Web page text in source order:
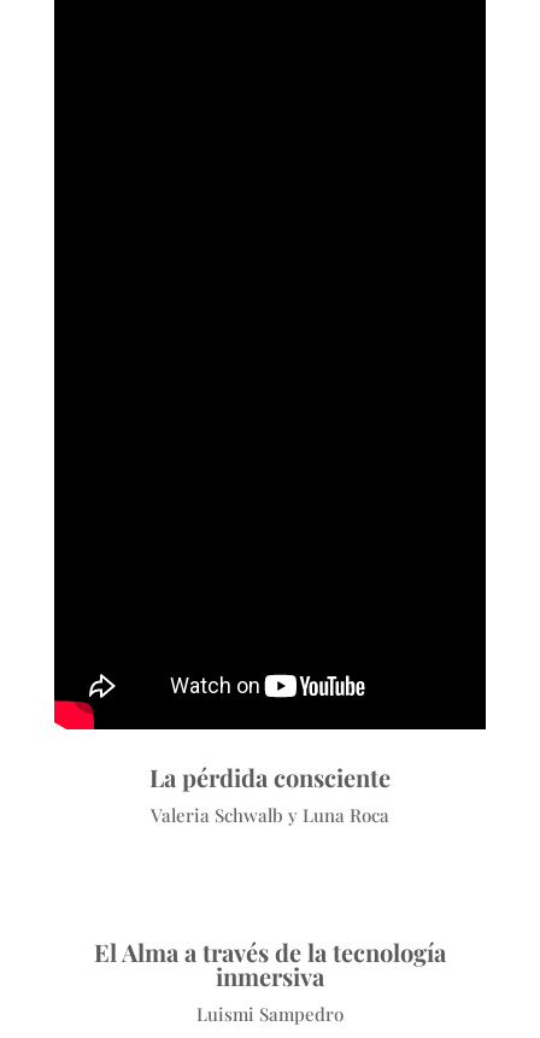
La pérdida consciente
Valeria Schwalb y Luna Roca
El Alma a través de la tecnología
inmersiva
Luismi Sampedro